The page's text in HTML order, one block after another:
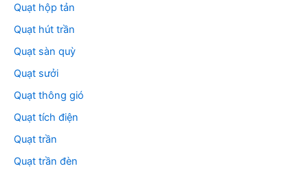
Quạt hộp tản
Quạt hút trần
Quạt sàn quỳ
Quạt sưởi
Quạt thông gió
Quạt tích điện
Quạt trần
Quạt trần đèn